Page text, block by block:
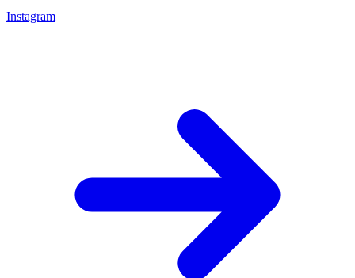
Instagram